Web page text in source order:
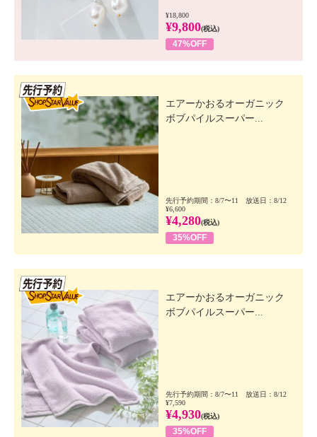
¥18,800
¥9,800(税込)
47%OFF
エアーかおるオーガニック
ボブパイルスーパー...
先行予約期間：8/7〜11 放送日：8/12
¥6,600
¥4,280(税込)
35%OFF
エアーかおるオーガニック
ボブパイルスーパー...
先行予約期間：8/7〜11 放送日：8/12
¥7,590
¥4,930(税込)
35%OFF